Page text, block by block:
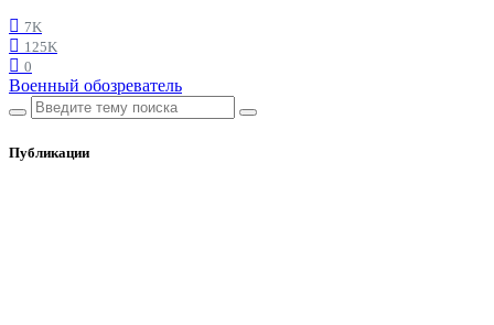
7K
125K
0
Военный обозреватель
Публикации